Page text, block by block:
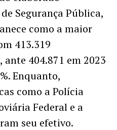
Segurança Pública,
como a maior
413.319
404.871 em 2023
Enquanto,
como a Polícia
Federal e a
seu efetivo.